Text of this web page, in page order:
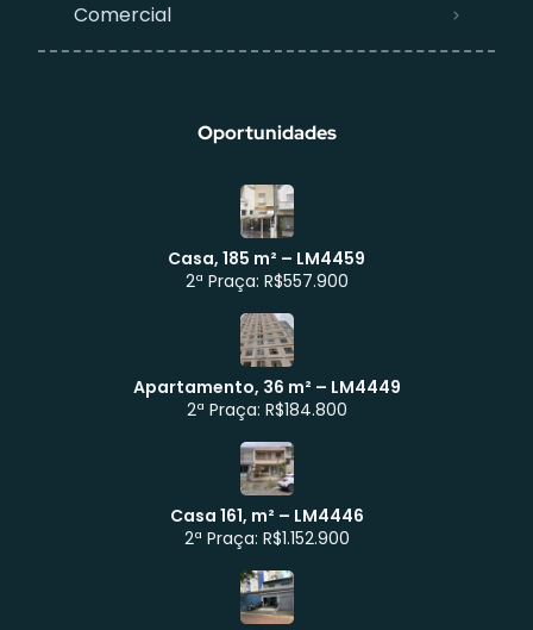
Comercial
Oportunidades
Casa, 185 m² – LM4459
2ª Praça: R$557.900
Apartamento, 36 m² – LM4449
2ª Praça: R$184.800
Casa 161, m² – LM4446
2ª Praça: R$1.152.900
Atendimento WhatsApp